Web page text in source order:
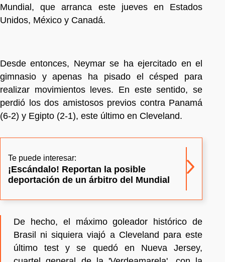
Mundial, que arranca este jueves en Estados
Unidos, México y Canadá.
Desde entonces, Neymar se ha ejercitado en el
gimnasio y apenas ha pisado el césped para
realizar movimientos leves. En este sentido, se
perdió los dos amistosos previos contra Panamá
(6-2) y Egipto (2-1), este último en Cleveland.
Te puede interesar:
¡Escándalo! Reportan la posible
deportación de un árbitro del Mundial
De hecho, el máximo goleador histórico de
Brasil ni siquiera viajó a Cleveland para este
último test y se quedó en Nueva Jersey,